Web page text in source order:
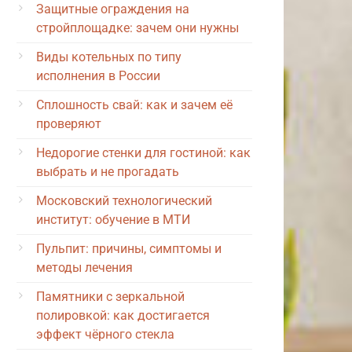
Защитные ограждения на
стройплощадке: зачем они нужны
Виды котельных по типу
исполнения в России
Сплошность свай: как и зачем её
проверяют
Недорогие стенки для гостиной: как
выбрать и не прогадать
Московский технологический
институт: обучение в МТИ
Пульпит: причины, симптомы и
методы лечения
Памятники с зеркальной
полировкой: как достигается
эффект чёрного стекла